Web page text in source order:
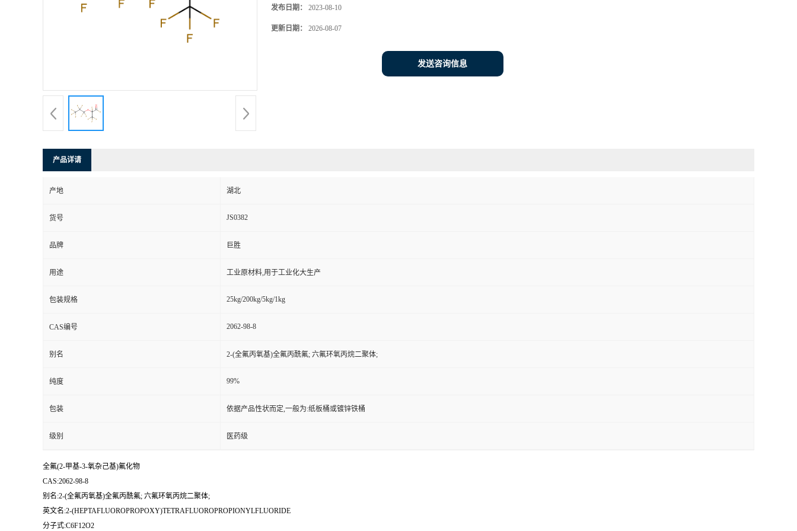
发布日期： 2023-08-10
更新日期： 2026-08-07
发送咨询信息
产品详请
产地 湖北
货号 JS0382
品牌 巨胜
用途 工业原材料,用于工业化大生产
包装规格 25kg/200kg/5kg/1kg
CAS编号 2062-98-8
别名 2-(全氟丙氧基)全氟丙酰氟; 六氟环氧丙烷二聚体;
纯度 99%
包装 依据产品性状而定,一般为:纸板桶或镀锌铁桶
级别 医药级
全氟(2-甲基-3-氧杂己基)氟化物
CAS:2062-98-8
别名:2-(全氟丙氧基)全氟丙酰氟; 六氟环氧丙烷二聚体;
英文名:2-(HEPTAFLUOROPROPOXY)TETRAFLUOROPROPIONYLFLUORIDE
分子式:C6F12O2